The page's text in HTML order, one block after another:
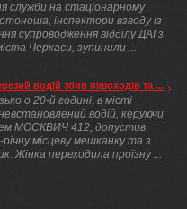
служби на стаціонарному
інспектори взводу із
супроводження відділу ДАІ з
Черкаси, зупинили ...
водій збив пішоходів та ...
о 20-й годині, в місті
водій, керуючи
МОСКВИЧ 412, допустив
річну місцеву мешканку та з
Жінка переходила проїзну ...